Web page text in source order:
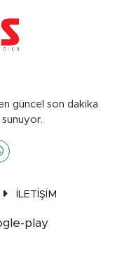
güncel son dakika
sunuyor.
İLETİŞİM